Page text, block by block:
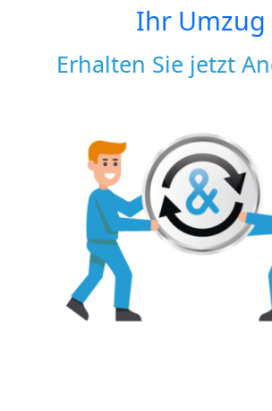
Ihr Umzug
Erhalten Sie jetzt